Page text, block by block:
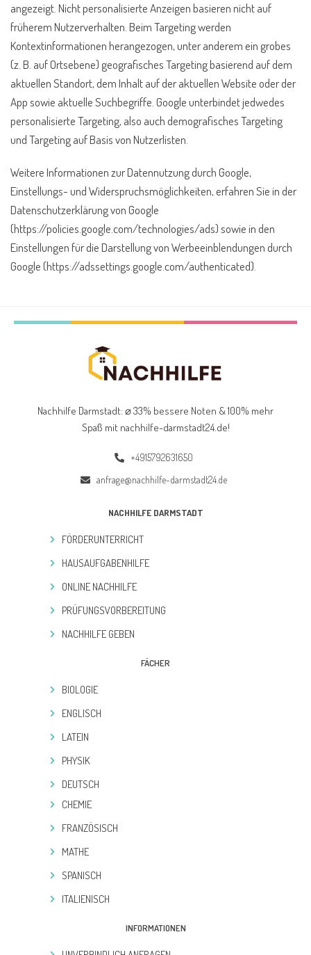
angezeigt. Nicht personalisierte Anzeigen basieren nicht auf
früherem Nutzerverhalten. Beim Targeting werden
Kontextinformationen herangezogen, unter anderem ein grobes
(z. B. auf Ortsebene) geografisches Targeting basierend auf dem
aktuellen Standort, dem Inhalt auf der aktuellen Website oder der
App sowie aktuelle Suchbegriffe. Google unterbindet jedwedes
personalisierte Targeting, also auch demografisches Targeting
und Targeting auf Basis von Nutzerlisten.
Weitere Informationen zur Datennutzung durch Google,
Einstellungs- und Widerspruchsmöglichkeiten, erfahren Sie in der
Datenschutzerklärung von Google
(https://policies.google.com/technologies/ads) sowie in den
Einstellungen für die Darstellung von Werbeeinblendungen durch
Google (https://adssettings.google.com/authenticated).
Nachhilfe Darmstadt: ⌀ 33% bessere Noten & 100% mehr
Spaß mit nachhilfe-darmstadt24.de!
+4915792631650
anfrage@nachhilfe-darmstadt24.de
NACHHILFE DARMSTADT
FÖRDERUNTERRICHT
HAUSAUFGABENHILFE
ONLINE NACHHILFE
PRÜFUNGSVORBEREITUNG
NACHHILFE GEBEN
FÄCHER
BIOLOGIE
ENGLISCH
LATEIN
PHYSIK
DEUTSCH
CHEMIE
FRANZÖSISCH
MATHE
SPANISCH
ITALIENISCH
INFORMATIONEN